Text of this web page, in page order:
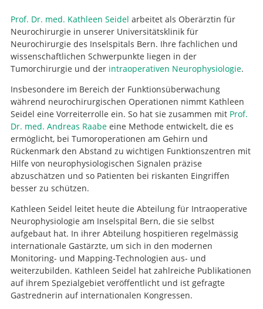
Prof. Dr. med. Kathleen Seidel arbeitet als Oberärztin für
Neurochirurgie in unserer Universitätsklinik für
Neurochirurgie des Inselspitals Bern. Ihre fachlichen und
wissenschaftlichen Schwerpunkte liegen in der
Tumorchirurgie und der intraoperativen Neurophysiologie.
Insbesondere im Bereich der Funktionsüberwachung
während neurochirurgischen Operationen nimmt Kathleen
Seidel eine Vorreiterrolle ein. So hat sie zusammen mit Prof.
Dr. med. Andreas Raabeeine Methode entwickelt, die es
ermöglicht, bei Tumoroperationen am Gehirn und
Rückenmark den Abstand zu wichtigen Funktionszentren mit
Hilfe von neurophysiologischen Signalen präzise
abzuschätzen und so Patienten bei riskanten Eingriffen
besser zu schützen.
Kathleen Seidel leitet heute die Abteilung für Intraoperative
Neurophysiologie am Inselspital Bern, die sie selbst
aufgebaut hat. In ihrer Abteilung hospitieren regelmässig
internationale Gastärzte, um sich in den modernen
Monitoring- und Mapping-Technologien aus- und
weiterzubilden. Kathleen Seidel hat zahlreiche Publikationen
auf ihrem Spezialgebiet veröffentlicht und ist gefragte
Gastrednerin auf internationalen Kongressen.